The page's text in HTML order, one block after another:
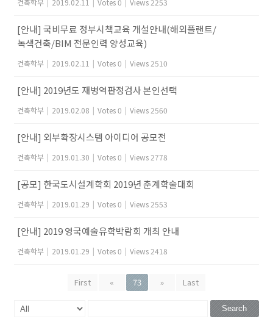
건축학부 | 2019.02.11 | Votes 0 | Views 2253
[안내] 국비무료 정부시책교육 개설안내(해외플랜트/
녹색건축/BIM 전문인력 양성교육)
건축학부 | 2019.02.11 | Votes 0 | Views 2510
[안내] 2019년도 재병역판정검사 본인선택
건축학부 | 2019.02.08 | Votes 0 | Views 2560
[안내] 외부확장시스템 아이디어 공모전
건축학부 | 2019.01.30 | Votes 0 | Views 2778
[공모] 한국도시설계학회 2019년 춘계학술대회
건축학부 | 2019.01.29 | Votes 0 | Views 2553
[안내] 2019 영국예술유학박람회 개최 안내
건축학부 | 2019.01.29 | Votes 0 | Views 2418
First « 73 » Last
Search